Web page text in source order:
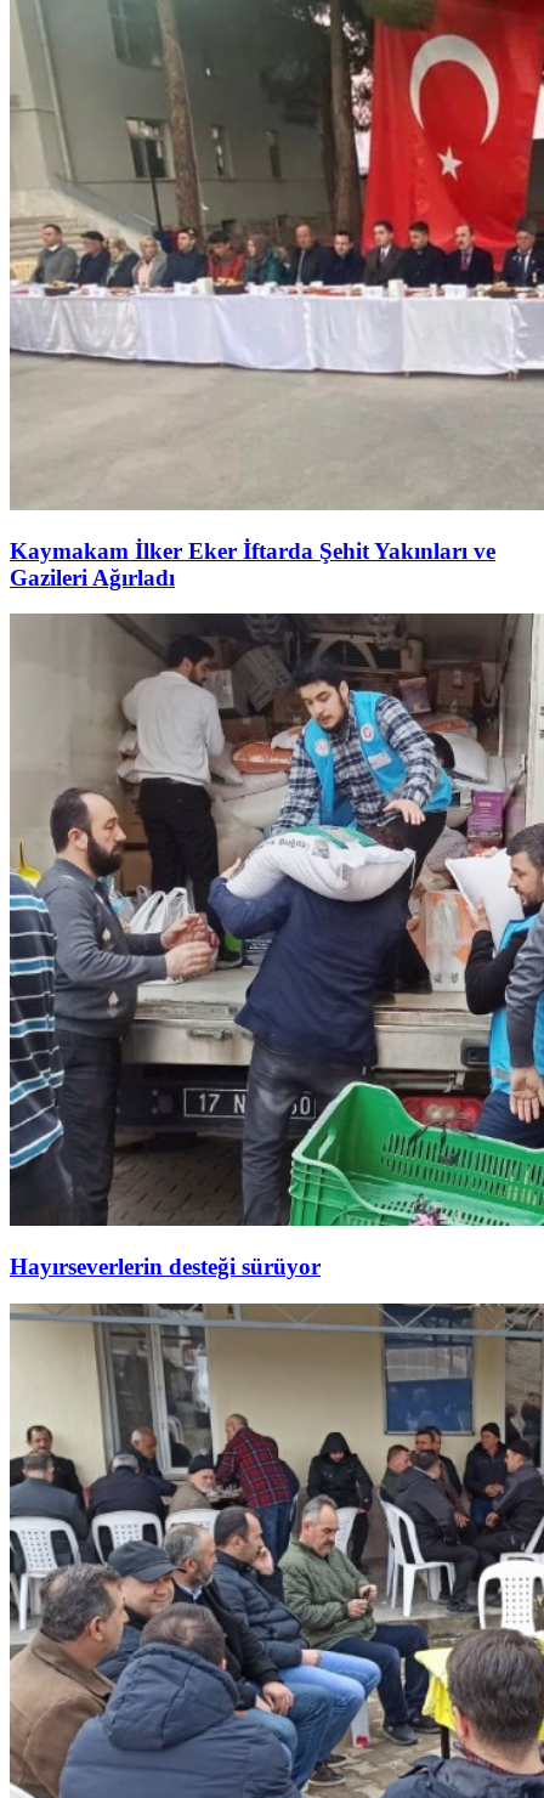
Kaymakam İlker Eker İftarda Şehit Yakınları ve
Gazileri Ağırladı
Hayırseverlerin desteği sürüyor